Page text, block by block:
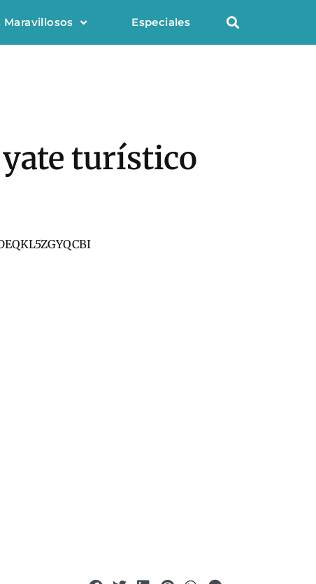
Maravillosos Especiales
turístico